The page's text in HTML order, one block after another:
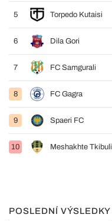
5 Torpedo Kutaisi
6 Dila Gori
7 FC Samgurali
8 FC Gagra
9 Spaeri FC
10 Meshakhte Tkibuli
POSLEDNÍ VÝSLEDKY